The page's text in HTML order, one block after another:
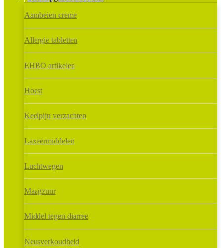
Aambeien creme
Allergie tabletten
EHBO artikelen
Hoest
Keelpijn verzachten
Laxeermiddelen
Luchtwegen
Maagzuur
Middel tegen diarree
Neusverkoudheid